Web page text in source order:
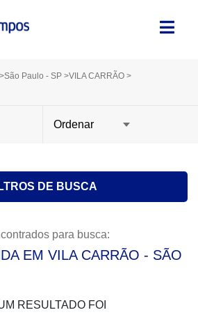
>São Paulo - SP >VILA CARRÃO >
DE BUSCA
para busca:
EM VILA CARRÃO - SÃO
RESULTADO FOI